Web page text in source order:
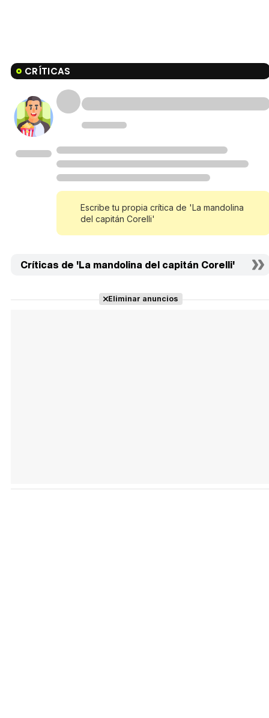
CRÍTICAS
Escribe tu propia crítica de 'La mandolina
del capitán Corelli'
Críticas de 'La mandolina del capitán Corelli'
Eliminar anuncios